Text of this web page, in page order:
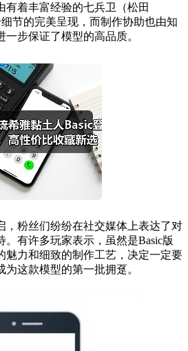
有着丰富经验的七兵卫（松田
节的完美呈现，而制作协助也由知
一步保证了模型的高品质。
粉丝们纷纷在社交媒体上表达了对
有许多玩家表示，虽然是Basic版
魅力和细致的制作工艺，决定一定要
这款模型的第一批拥趸。